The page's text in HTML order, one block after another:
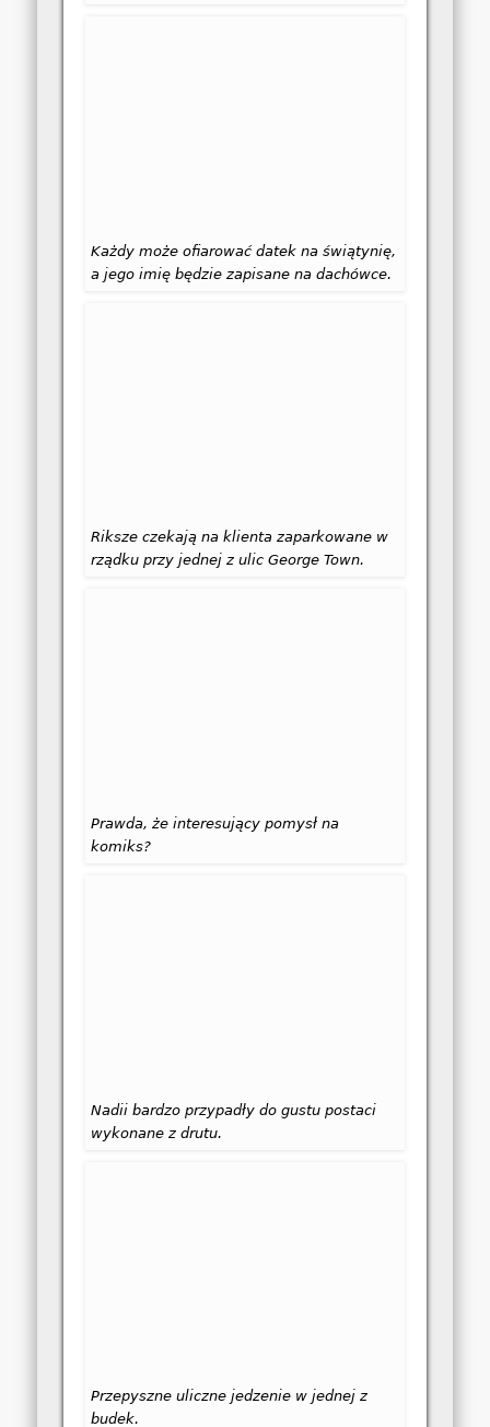
Każdy może ofiarować datek na świątynię,
a jego imię będzie zapisane na dachówce.
Riksze czekają na klienta zaparkowane w
rządku przy jednej z ulic George Town.
Prawda, że interesujący pomysł na
komiks?
Nadii bardzo przypadły do gustu postaci
wykonane z drutu.
Przepyszne uliczne jedzenie w jednej z
budek.